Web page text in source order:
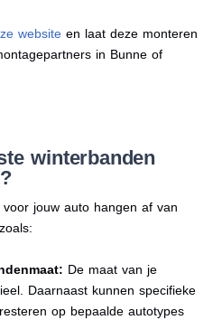
websiteen laat deze monteren
in Bunne of
winterbanden
jouw auto hangen af van
De maat van je
Daarnaast kunnen specifieke
op bepaalde autotypes